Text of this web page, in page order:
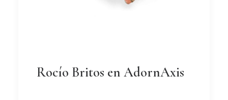
Rocío Britos en AdornAxis